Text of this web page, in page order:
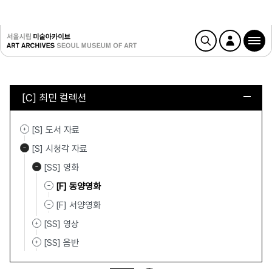
[C] 최민 컬렉션
[S] 도서 자료
[S] 시청각 자료
[SS] 영화
[F] 동양영화
[F] 서양영화
[SS] 영상
[SS] 음반